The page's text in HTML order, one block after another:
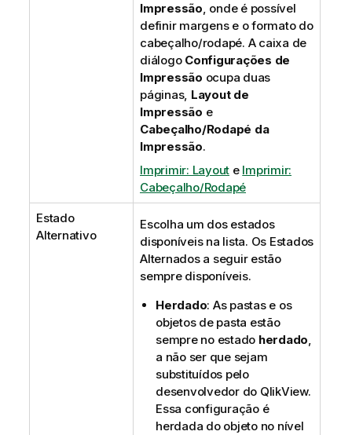
Impressão, onde é possível
definir margens e o formato do
cabeçalho/rodapé. A caixa de
diálogo Configurações de
Impressão ocupa duas
páginas, Layout de
Impressão e
Cabeçalho/Rodapé da
Impressão.
Imprimir: Layout e Imprimir:
Cabeçalho/Rodapé
Estado
Alternativo
Escolha um dos estados
disponíveis na lista. Os Estados
Alternados a seguir estão
sempre disponíveis.
Herdado: As pastas e os
objetos de pasta estão
sempre no estado herdado,
a não ser que sejam
substituídos pelo
desenvolvedor do QlikView.
Essa configuração é
herdada do objeto no nível